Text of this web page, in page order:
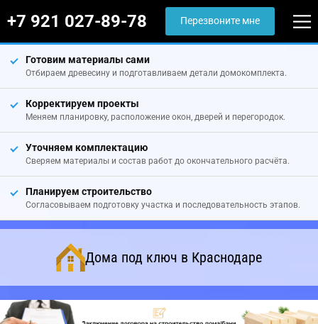
+7 921 027-89-78 Перезвоните мне
Готовим материалы сами
Отбираем древесину и подготавливаем детали домокомплекта.
Корректируем проекты
Меняем планировку, расположение окон, дверей и перегородок.
Уточняем комплектацию
Сверяем материалы и состав работ до окончательного расчёта.
Планируем строительство
Согласовываем подготовку участка и последовательность этапов.
Дома под ключ в Краснодаре